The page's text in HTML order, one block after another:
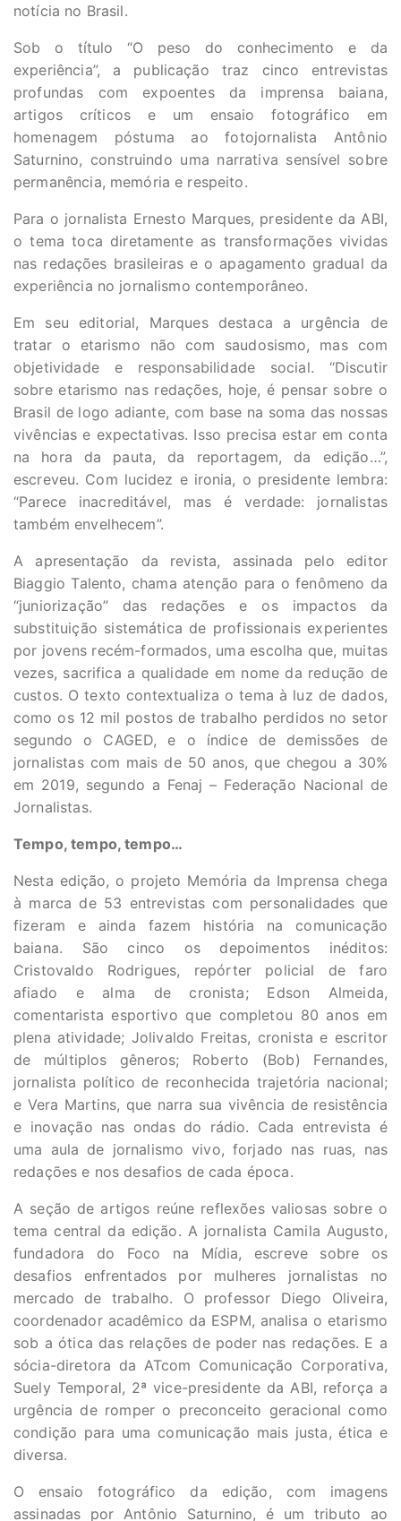
notícia no Brasil.
Sob o título “O peso do conhecimento e da
experiência”, a publicação traz cinco entrevistas
profundas com expoentes da imprensa baiana,
artigos críticos e um ensaio fotográfico em
homenagem póstuma ao fotojornalista Antônio
Saturnino, construindo uma narrativa sensível sobre
permanência, memória e respeito.
Para o jornalista Ernesto Marques, presidente da ABI,
o tema toca diretamente as transformações vividas
nas redações brasileiras e o apagamento gradual da
experiência no jornalismo contemporâneo.
Em seu editorial, Marques destaca a urgência de
tratar o etarismo não com saudosismo, mas com
objetividade e responsabilidade social. “Discutir
sobre etarismo nas redações, hoje, é pensar sobre o
Brasil de logo adiante, com base na soma das nossas
vivências e expectativas. Isso precisa estar em conta
na hora da pauta, da reportagem, da edição…”,
escreveu. Com lucidez e ironia, o presidente lembra:
“Parece inacreditável, mas é verdade: jornalistas
também envelhecem”.
A apresentação da revista, assinada pelo editor
Biaggio Talento, chama atenção para o fenômeno da
“juniorização” das redações e os impactos da
substituição sistemática de profissionais experientes
por jovens recém-formados, uma escolha que, muitas
vezes, sacrifica a qualidade em nome da redução de
custos. O texto contextualiza o tema à luz de dados,
como os 12 mil postos de trabalho perdidos no setor
segundo o CAGED, e o índice de demissões de
jornalistas com mais de 50 anos, que chegou a 30%
em 2019, segundo a Fenaj – Federação Nacional de
Jornalistas.
Tempo, tempo, tempo…
Nesta edição, o projeto Memória da Imprensa chega
à marca de 53 entrevistas com personalidades que
fizeram e ainda fazem história na comunicação
baiana. São cinco os depoimentos inéditos:
Cristovaldo Rodrigues, repórter policial de faro
afiado e alma de cronista; Edson Almeida,
comentarista esportivo que completou 80 anos em
plena atividade; Jolivaldo Freitas, cronista e escritor
de múltiplos gêneros; Roberto (Bob) Fernandes,
jornalista político de reconhecida trajetória nacional;
e Vera Martins, que narra sua vivência de resistência
e inovação nas ondas do rádio. Cada entrevista é
uma aula de jornalismo vivo, forjado nas ruas, nas
redações e nos desafios de cada época.
A seção de artigos reúne reflexões valiosas sobre o
tema central da edição. A jornalista Camila Augusto,
fundadora do Foco na Mídia, escreve sobre os
desafios enfrentados por mulheres jornalistas no
mercado de trabalho. O professor Diego Oliveira,
coordenador acadêmico da ESPM, analisa o etarismo
sob a ótica das relações de poder nas redações. E a
sócia-diretora da ATcom Comunicação Corporativa,
Suely Temporal, 2ª vice-presidente da ABI, reforça a
urgência de romper o preconceito geracional como
condição para uma comunicação mais justa, ética e
diversa.
O ensaio fotográfico da edição, com imagens
assinadas por Antônio Saturnino, é um tributo ao